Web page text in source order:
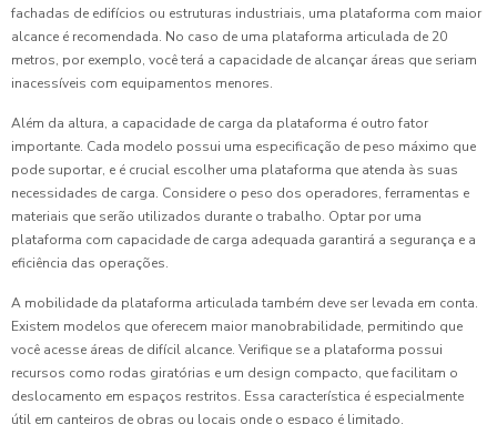
fachadas de edifícios ou estruturas industriais, uma plataforma com maior
alcance é recomendada. No caso de uma plataforma articulada de 20
metros, por exemplo, você terá a capacidade de alcançar áreas que seriam
inacessíveis com equipamentos menores.
Além da altura, a capacidade de carga da plataforma é outro fator
importante. Cada modelo possui uma especificação de peso máximo que
pode suportar, e é crucial escolher uma plataforma que atenda às suas
necessidades de carga. Considere o peso dos operadores, ferramentas e
materiais que serão utilizados durante o trabalho. Optar por uma
plataforma com capacidade de carga adequada garantirá a segurança e a
eficiência das operações.
A mobilidade da plataforma articulada também deve ser levada em conta.
Existem modelos que oferecem maior manobrabilidade, permitindo que
você acesse áreas de difícil alcance. Verifique se a plataforma possui
recursos como rodas giratórias e um design compacto, que facilitam o
deslocamento em espaços restritos. Essa característica é especialmente
útil em canteiros de obras ou locais onde o espaço é limitado.